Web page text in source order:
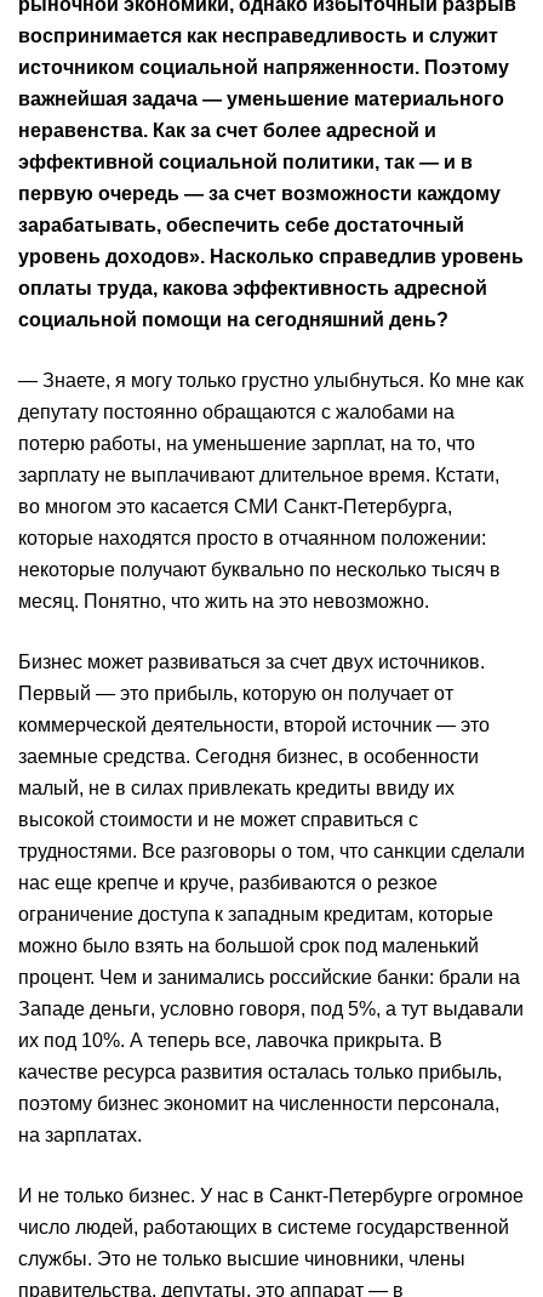
рыночной экономики, однако избыточный разрыв
воспринимается как несправедливость и служит
источником социальной напряженности. Поэтому
важнейшая задача — уменьшение материального
неравенства. Как за счет более адресной и
эффективной социальной политики, так — и в
первую очередь — за счет возможности каждому
зарабатывать, обеспечить себе достаточный
уровень доходов». Насколько справедлив уровень
оплаты труда, какова эффективность адресной
социальной помощи на сегодняшний день?
— Знаете, я могу только грустно улыбнуться. Ко мне как
депутату постоянно обращаются с жалобами на
потерю работы, на уменьшение зарплат, на то, что
зарплату не выплачивают длительное время. Кстати,
во многом это касается СМИ Санкт-Петербурга,
которые находятся просто в отчаянном положении:
некоторые получают буквально по несколько тысяч в
месяц. Понятно, что жить на это невозможно.
Бизнес может развиваться за счет двух источников.
Первый — это прибыль, которую он получает от
коммерческой деятельности, второй источник — это
заемные средства. Сегодня бизнес, в особенности
малый, не в силах привлекать кредиты ввиду их
высокой стоимости и не может справиться с
трудностями. Все разговоры о том, что санкции сделали
нас еще крепче и круче, разбиваются о резкое
ограничение доступа к западным кредитам, которые
можно было взять на большой срок под маленький
процент. Чем и занимались российские банки: брали на
Западе деньги, условно говоря, под 5%, а тут выдавали
их под 10%. А теперь все, лавочка прикрыта. В
качестве ресурса развития осталась только прибыль,
поэтому бизнес экономит на численности персонала,
на зарплатах.
И не только бизнес. У нас в Санкт-Петербурге огромное
число людей, работающих в системе государственной
службы. Это не только высшие чиновники, члены
правительства, депутаты, это аппарат — в